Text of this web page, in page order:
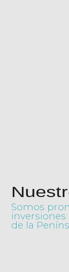
Somos
de la